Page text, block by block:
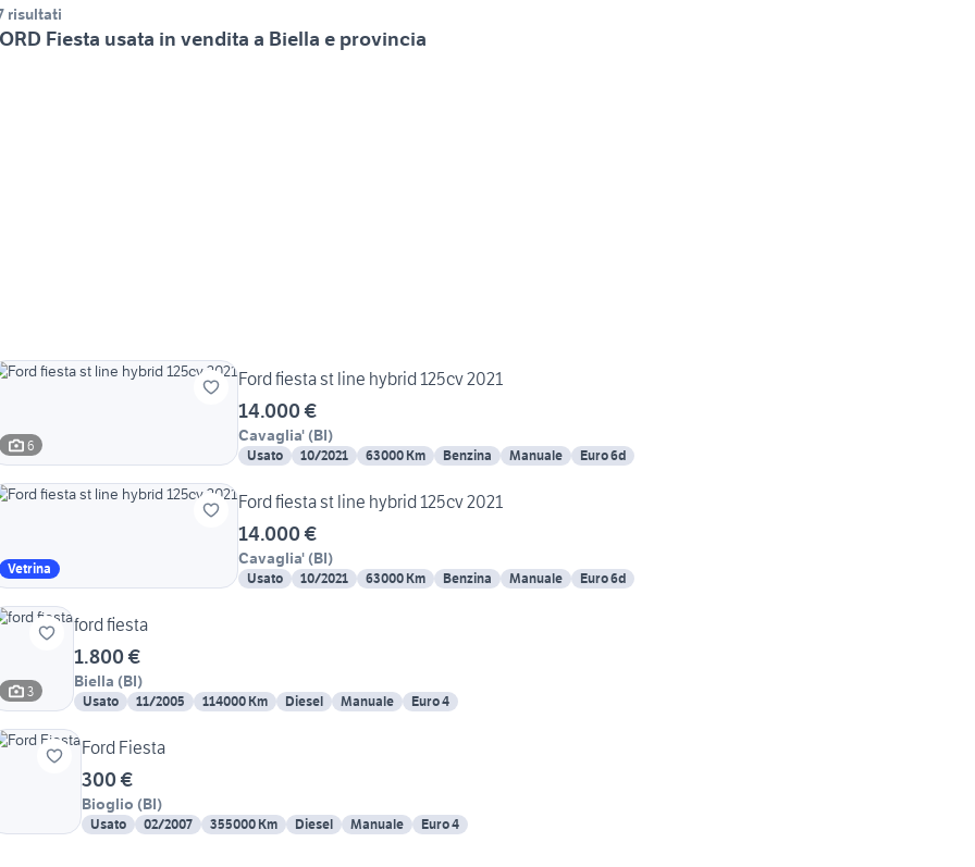
risultati
Fiesta usata in vendita a Biella e provincia
6
Ford fiesta st line hybrid 125cv 2021
14.000 €
Cavaglia' (BI)
Usato 10/2021 63000 Km Benzina Manuale Euro 6d
Vetrina
Ford fiesta st line hybrid 125cv 2021
14.000 €
Cavaglia' (BI)
Usato 10/2021 63000 Km Benzina Manuale Euro 6d
3
ford fiesta
1.800 €
Biella (BI)
Usato 11/2005 114000 Km Diesel Manuale Euro 4
Ford Fiesta
300 €
Bioglio (BI)
Usato 02/2007 355000 Km Diesel Manuale Euro 4